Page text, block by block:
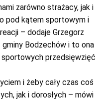
zarówno strażacy, jak i
pod kątem sportowym i
– dodaje Grzegorz
gminy Bodzechów i to ona
sportowych przedsięwzięć
i żeby cały czas coś
jak i dorosłych – mówi